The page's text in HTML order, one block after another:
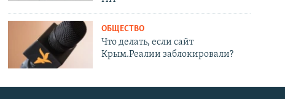
ОБЩЕСТВО
Что делать, если сайт
Крым.Реалии заблокировали?